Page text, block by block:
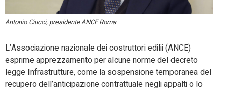
Antonio Ciucci, presidente ANCE Roma
L’Associazione nazionale dei costruttori edilii (ANCE)
esprime apprezzamento per alcune norme del decreto
legge Infrastrutture, come la sospensione temporanea del
recupero dell’anticipazione contrattuale negli appalti o lo